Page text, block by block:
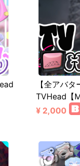
【全アバ
TVHead【
¥ 2,000